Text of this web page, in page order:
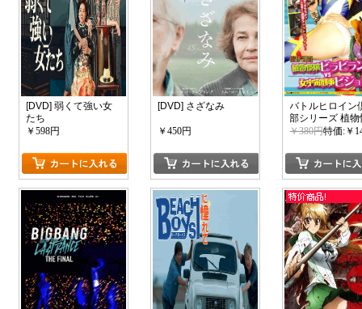
[DVD] 弱くて強い女
たち
￥598円
[DVD] さざなみ
￥450円
バトルヒロイン
部シリーズ 植
ビラビランVS
￥380円特価:￥